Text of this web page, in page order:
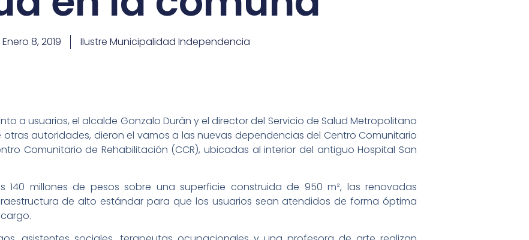
Enero 8, 2019 Ilustre Municipalidad Independencia
a usuarios, el alcalde Gonzalo Durán y el director del Servicio de Salud Metropolitano
otras autoridades, dieron el vamos a las nuevas dependencias del Centro Comunitario
Comunitario de Rehabilitación (CCR), ubicadas al interior del antiguo Hospital San
140 millones de pesos sobre una superficie construida de 950 m², las renovadas
de alto estándar para que los usuarios sean atendidos de forma óptima